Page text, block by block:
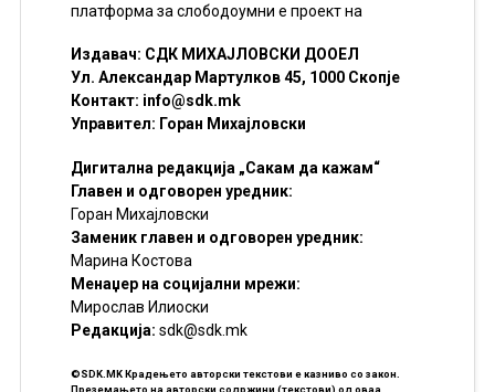
платформа за слободоумни е проект на
Издавач: СДК МИХАЈЛОВСКИ ДООЕЛ
Ул. Александар Мартулков 45, 1000 Скопје
Контакт: info@sdk.mk
Управител: Горан Михајловски
Дигитална редакција „Сакам да кажам“
Главен и одговорен уредник:
Горан Михајловски
Заменик главен и одговорен уредник:
Марина Костова
Менаџер на социјални мрежи:
Мирослав Илиоски
Редакцијa: sdk@sdk.mk
©SDK.MK Крадењето авторски текстови е казниво со закон.
Преземањето на авторски содржини (текстови) од оваа